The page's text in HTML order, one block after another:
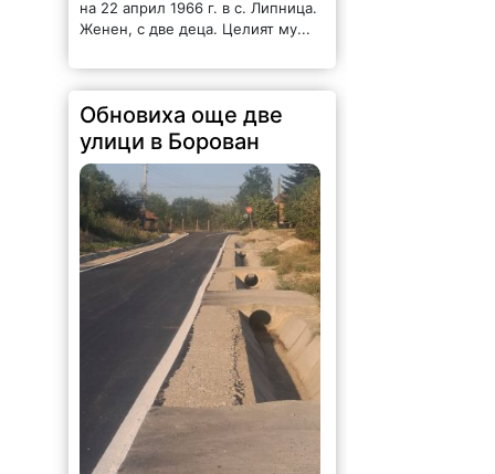
на 22 април 1966 г. в с. Липница.
Женен, с две деца. Целият му...
Обновиха още две
улици в Борован